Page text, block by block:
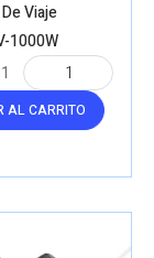
Viaje
1000W
AL CARRITO